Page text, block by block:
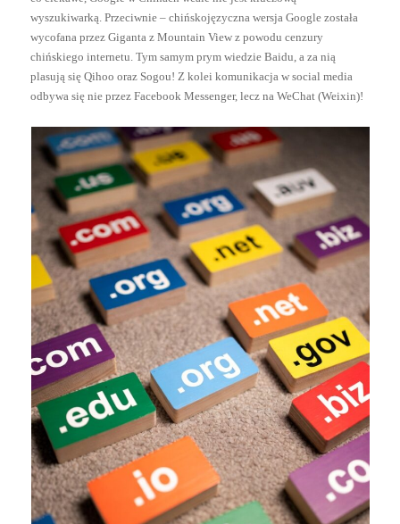
wyszukiwarką. Przeciwnie – chińskojęzyczna wersja Google została
wycofana przez Giganta z Mountain View z powodu cenzury
chińskiego internetu. Tym samym prym wiedzie Baidu, a za nią
plasują się Qihoo oraz Sogou! Z kolei komunikacja w social media
odbywa się nie przez Facebook Messenger, lecz na WeChat (Weixin)!